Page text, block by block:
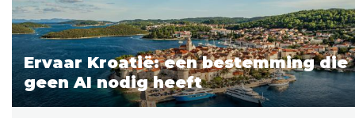
Ervaar Kroatië: een bestemming die
geen AI nodig heeft